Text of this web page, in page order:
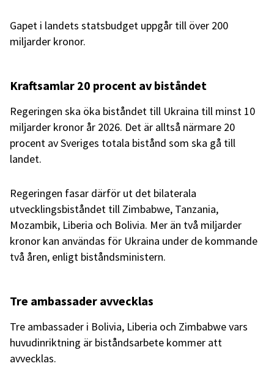
Gapet i landets statsbudget uppgår till över 200
miljarder kronor.
Kraftsamlar 20 procent av biståndet
Regeringen ska öka biståndet till Ukraina till minst 10
miljarder kronor år 2026. Det är alltså närmare 20
procent av Sveriges totala bistånd som ska gå till
landet.
Regeringen fasar därför ut det bilaterala
utvecklingsbiståndet till Zimbabwe, Tanzania,
Mozambik, Liberia och Bolivia. Mer än två miljarder
kronor kan användas för Ukraina under de kommande
två åren, enligt biståndsministern.
Tre ambassader avvecklas
Tre ambassader i Bolivia, Liberia och Zimbabwe vars
huvudinriktning är biståndsarbete kommer att
avvecklas.